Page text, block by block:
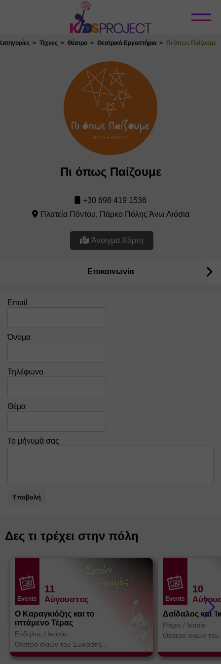
Κλείσιμο
Τέχνες Θέατρο Θεατρικά Εργαστήρια Πι όπως Παίζουμε
Πι όπως Παίζουμε
+30 698 419 1536
Πλατεία Πόντου, Πάρκο Πόλης Άνω Λιόσια
Άνοιγμα Χάρτη
Επικοινωνία
Email
Όνομα
Τηλέφωνο
Θέμα
Το μήνυμά σας
Υποβολή
Δες τι τρέχει στην πόλη
Events
11
Αύγουστος
Ο Καραγκιόζης και το
ιπτάμενο Τέρας
Εύδηλος / Ικαρία
Θέατρο σκιών του Σωκράτη
Κοτσορέ
Events
10
Δαίδαλος και
Ράχες / Ικαρία
Θέατρο σκιών